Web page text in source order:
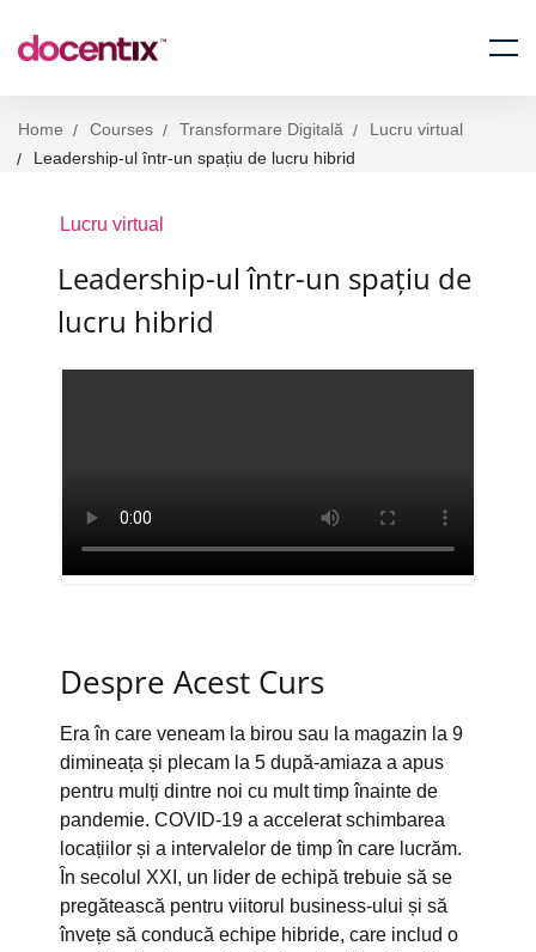
Home Courses Transformare Digitală
Lucru virtual
Leadership-ul într-un spațiu de lucru hibrid
Lucru virtual
Leadership-ul într-un spațiu de
lucru hibrid
Despre Acest Curs
Era în care veneam la birou sau la magazin la 9
dimineața și plecam la 5 după-amiaza a apus
pentru mulți dintre noi cu mult timp înainte de
pandemie. COVID-19 a accelerat schimbarea
locațiilor și a intervalelor de timp în care lucrăm.
În secolul XXI, un lider de echipă trebuie să se
pregătească pentru viitorul business-ului și să
învețe să conducă echipe hibride, care includ o